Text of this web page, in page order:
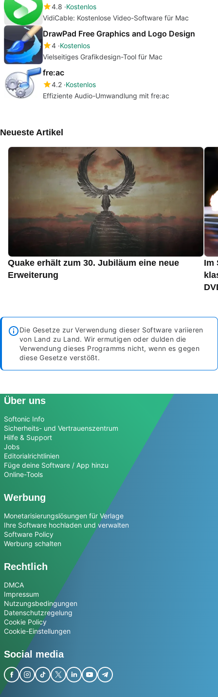
4.8 Kostenlos
VidiCable: Kostenlose Video-Software für Mac
DrawPad Free Graphics and Logo Design
4 Kostenlos
Vielseitiges Grafikdesign-Tool für Mac
fre:ac
4.2 Kostenlos
Effiziente Audio-Umwandlung mit fre:ac
Neueste Artikel
Quake erhält zum 30. Jubiläum eine neue
Erweiterung
Im
Die Gesetze zur Verwendung dieser Software variieren
von Land zu Land. Wir ermutigen oder dulden die
Verwendung dieses Programms nicht, wenn es gegen
diese Gesetze verstößt.
Über uns
Softonic Info
Sicherheits- und Vertrauenszentrum
Hilfe & Support
Jobs
Editorialrichtlinien
Füge deine Software / App hinzu
Online-Tools
Werbung
Monetarisierungslösungen für Verlage
Ihre Software hochladen und verwalten
Software Policy
Werbung schalten
Rechtlich
DMCA
Impressum
Nutzungsbedingungen
Datenschutzregelung
Cookie Policy
Cookie-Einstellungen
Social media